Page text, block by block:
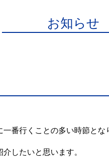
お知らせ
番行くことの多い時節とな
したいと思います。